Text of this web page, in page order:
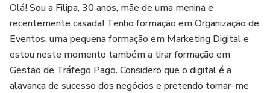
Olá! Sou a Filipa, 30 anos, mãe de uma menina e
recentemente casada! Tenho formação em Organização de
Eventos, uma pequena formação em Marketing Digital e
estou neste momento também a tirar formação em
Gestão de Tráfego Pago. Considero que o digital é a
alavanca de sucesso dos negócios e pretendo tornar-me